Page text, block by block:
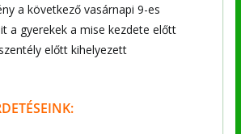
a következő vasárnapi 9-es
a gyerekek a mise kezdete előtt
előtt kihelyezett